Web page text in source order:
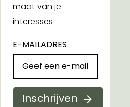
maat van je
interesses
E-MAILADRES
Inschrijven